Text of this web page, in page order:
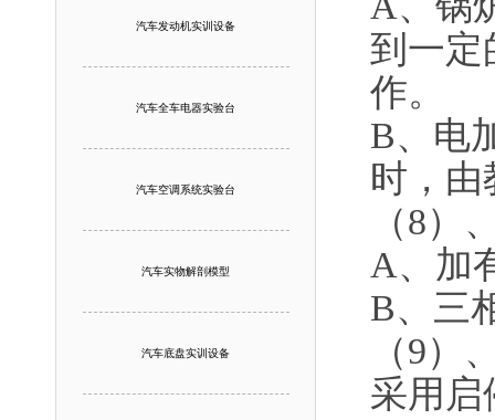
汽车发动机实训设备
汽车全车电器实验台
汽车空调系统实验台
汽车实物解剖模型
汽车底盘实训设备
到一定
作。
B、电
时，
（8）
A、加
B、三
（9）
采用启